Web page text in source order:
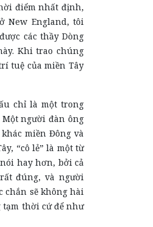
điểm nhất định,
New England, tôi
các thầy Dòng
Khi trao chúng
tuệ của miền Tây
chỉ là một trong
người đàn ông
miền Đông và
“cô lẻ” là một từ
hay hơn, bởi cả
đúng, và người
chắn sẽ không hài
tạm thời cứ để như